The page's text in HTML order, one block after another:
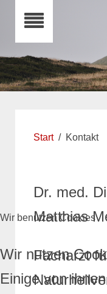
Start Kontakt
Dr. med.
Matthias
Facharzt
Wir benutzen Cookies
Wir nutzen
Einige von